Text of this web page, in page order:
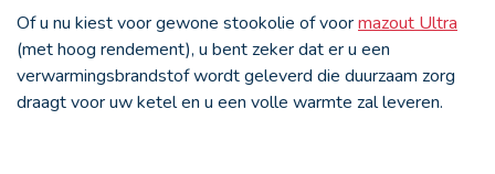
Of u nu kiest voor gewone stookolie of voormazout Ultra
(met hoog rendement), u bent zeker dat er u een
verwarmingsbrandstof wordt geleverd die duurzaam zorg
draagt voor uw ketel en u een volle warmte zal leveren.